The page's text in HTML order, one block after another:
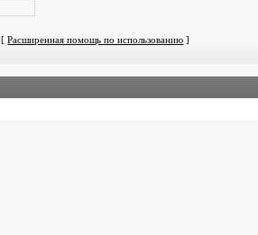
[Расширенная помощь по использованию ]